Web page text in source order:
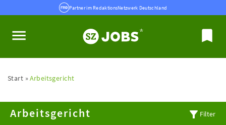
Partner im RedaktionsNetzwerk Deutschland
Start Arbeitsgericht
Arbeitsgericht Filter